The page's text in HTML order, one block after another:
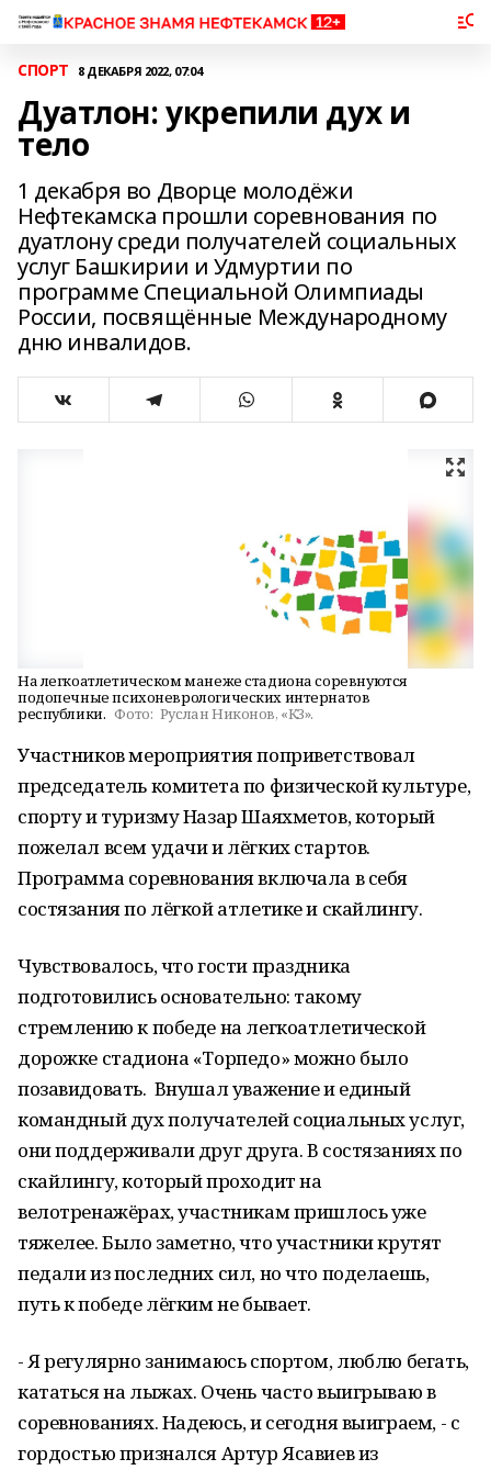
СПОРТ 8 ДЕКАБРЯ 2022, 07:04
Дуатлон: укрепили дух и
тело
1 декабря во Дворце молодёжи
Нефтекамска прошли соревнования по
дуатлону среди получателей социальных
услуг Башкирии и Удмуртии по
программе Специальной Олимпиады
России, посвящённые Международному
дню инвалидов.
На легкоатлетическом манеже стадиона соревнуются
подопечные психоневрологических интернатов
республики. Фото: Руслан Никонов, «КЗ».
Участников мероприятия поприветствовал
председатель комитета по физической культуре,
спорту и туризму Назар Шаяхметов, который
пожелал всем удачи и лёгких стартов.
Программа соревнования включала в себя
состязания по лёгкой атлетике и скайлингу.
Чувствовалось, что гости праздника
подготовились основательно: такому
стремлению к победе на легкоатлетической
дорожке стадиона «Торпедо» можно было
позавидовать. Внушал уважение и единый
командный дух получателей социальных услуг,
они поддерживали друг друга. В состязаниях по
скайлингу, который проходит на
велотренажёрах, участникам пришлось уже
тяжелее. Было заметно, что участники крутят
педали из последних сил, но что поделаешь,
путь к победе лёгким не бывает.
- Я регулярно занимаюсь спортом, люблю бегать,
кататься на лыжах. Очень часто выигрываю в
соревнованиях. Надеюсь, и сегодня выиграем, - с
гордостью признался Артур Ясавиев из